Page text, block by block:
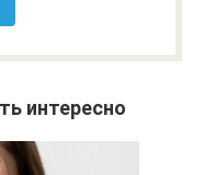
интересно